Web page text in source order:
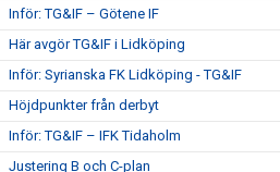
Inför: TG&IF – Götene IF
Här avgör TG&IF i Lidköping
Inför: Syrianska FK Lidköping - TG&IF
Höjdpunkter från derbyt
Inför: TG&IF – IFK Tidaholm
Justering B och C-plan